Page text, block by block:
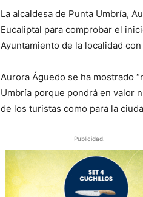
La alcaldesa de Punta Umbría,
Eucaliptal para comprobar el
Ayuntamiento de la localidad
Aurora Águedo se ha mostrado
Umbría porque pondrá en valor
de los turistas como para la
Publicidad.